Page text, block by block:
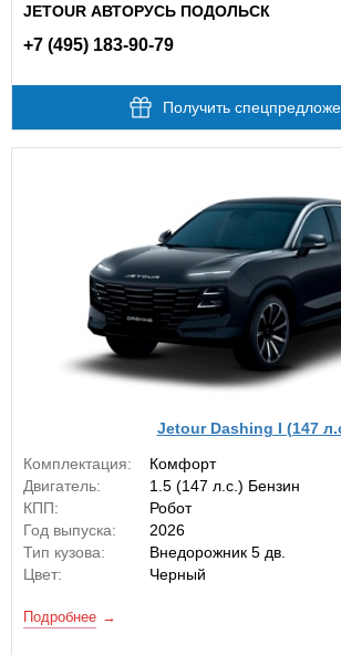
JETOUR АВТОРУСЬ ПОДОЛЬСК
+7 (495) 183-90-79
Получить
Jetour Dashing I (147
Комплектация:
Комфорт
Двигатель:
1.5 (147 л.с.) Бензин
КПП:
Робот
Год выпуска:
2026
Тип кузова:
Внедорожник 5 дв.
Цвет:
Черный
Подробнее